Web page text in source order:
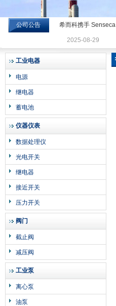
希而科工业控制设备有限公司
公司公告 希而科携手
2025-08-29
工业电器
电源
继电器
蓄电池
仪器仪表
数据处理仪
光电开关
继电器
接近开关
压力开关
阀门
截止阀
减压阀
工业泵
离心泵
油泵